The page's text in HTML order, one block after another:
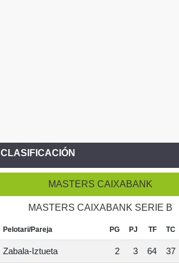
CLASIFICACIÓN
MASTERS CAIXABANK
MASTERS CAIXABANK SERIE B
Pelotari/Pareja PG PJ TF TC
Zabala-Iztueta 2 3 64 37